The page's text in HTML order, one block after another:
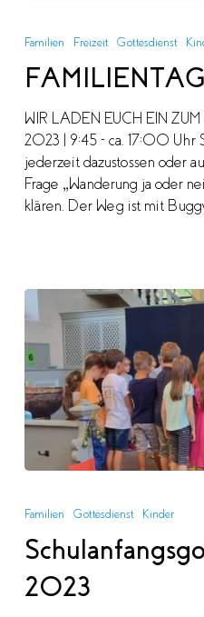
Familien Freizeit Gottesdienst
WIR LADEN EUCH EIN
2023 | 9:45 - ca. 17:00 Uhr
jederzeit dazustossen oder
Frage „Wanderung ja oder
klären. Der Weg ist mit
Familien Gottesdienst Kinder
2023